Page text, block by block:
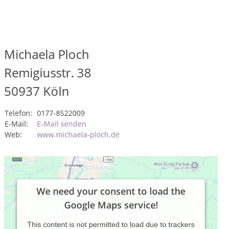
Michaela Ploch
Remigiusstr. 38
50937 Köln
Telefon: 0177-8522009
E-Mail:
E-Mail senden
Web:
www.michaela-ploch.de
We need your consent to load the
Google Maps service!
This content is not permitted to load due to trackers